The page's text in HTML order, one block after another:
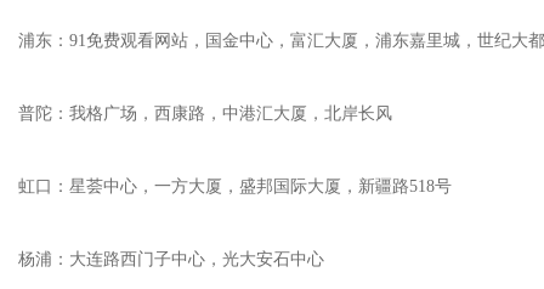
浦东：91免费观看网站，国金中心，富汇大厦，浦东嘉里城，世纪大
普陀：我格广场，西康路，中港汇大厦，北岸长风
虹口：星荟中心，一方大厦，盛邦国际大厦，新疆路518号
杨浦：大连路西门子中心，光大安石中心